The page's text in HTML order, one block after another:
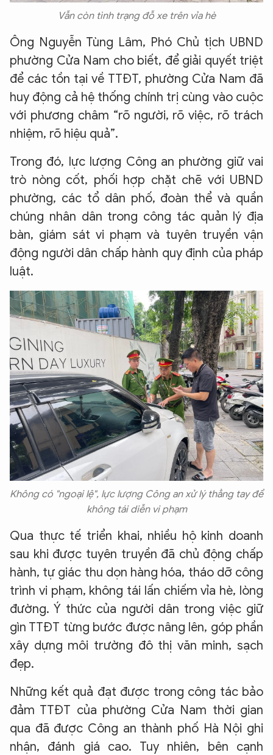
Vẫn còn tình trạng đỗ xe trên vỉa hè
Ông Nguyễn Tùng Lâm, Phó Chủ tịch UBND
phường Cửa Nam cho biết, để giải quyết triệt
để các tồn tại về TTĐT, phường Cửa Nam đã
huy động cả hệ thống chính trị cùng vào cuộc
với phương châm “rõ người, rõ việc, rõ trách
nhiệm, rõ hiệu quả”.
Trong đó, lực lượng Công an phường giữ vai
trò nòng cốt, phối hợp chặt chẽ với UBND
phường, các tổ dân phố, đoàn thể và quần
chúng nhân dân trong công tác quản lý địa
bàn, giám sát vi phạm và tuyên truyền vận
động người dân chấp hành quy định của pháp
luật.
Không có "ngoại lệ", lực lượng Công an xử lý thẳng tay để
không tái diễn vi phạm
Qua thực tế triển khai, nhiều hộ kinh doanh
sau khi được tuyên truyền đã chủ động chấp
hành, tự giác thu dọn hàng hóa, tháo dỡ công
trình vi phạm, không tái lấn chiếm vỉa hè, lòng
đường. Ý thức của người dân trong việc giữ
gìn TTĐT từng bước được nâng lên, góp phần
xây dựng môi trường đô thị văn minh, sạch
đẹp.
Những kết quả đạt được trong công tác bảo
đảm TTĐT của phường Cửa Nam thời gian
qua đã được Công an thành phố Hà Nội ghi
nhận, đánh giá cao. Tuy nhiên, bên cạnh